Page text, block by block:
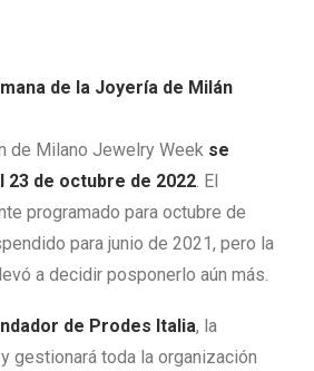
de la Joyería de Milán
de Milano Jewelry Week se
23 de octubre de 2022. El
programado para octubre de
para junio de 2021, pero la
a decidir posponerlo aún más.
de Prodes Italia, la
gestionará toda la organización